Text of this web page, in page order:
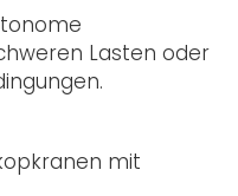
Lasten oder
mit